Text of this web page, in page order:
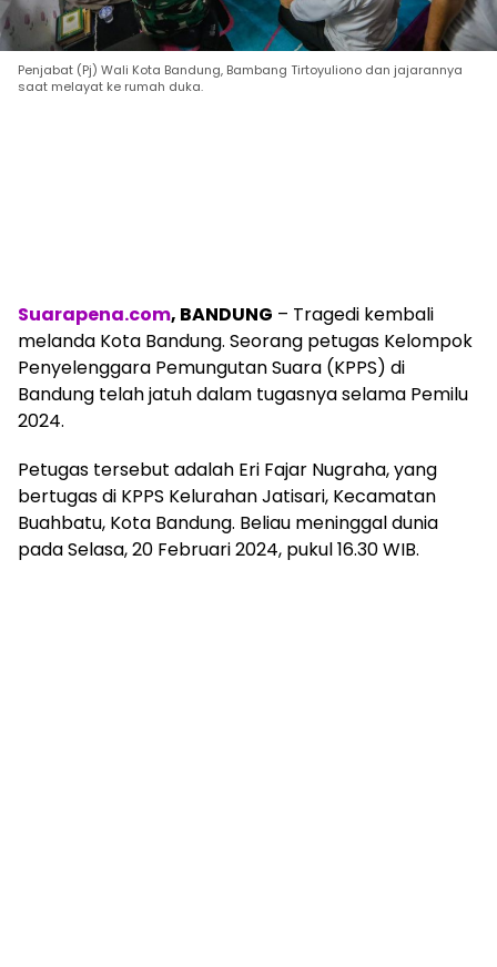
Penjabat (Pj) Wali Kota Bandung, Bambang Tirtoyuliono dan jajarannya
saat melayat ke rumah duka.
Suarapena.com, BANDUNG – Tragedi kembali
melanda Kota Bandung. Seorang petugas Kelompok
Penyelenggara Pemungutan Suara (KPPS) di
Bandung telah jatuh dalam tugasnya selama Pemilu
2024.
Petugas tersebut adalah Eri Fajar Nugraha, yang
bertugas di KPPS Kelurahan Jatisari, Kecamatan
Buahbatu, Kota Bandung. Beliau meninggal dunia
pada Selasa, 20 Februari 2024, pukul 16.30 WIB.